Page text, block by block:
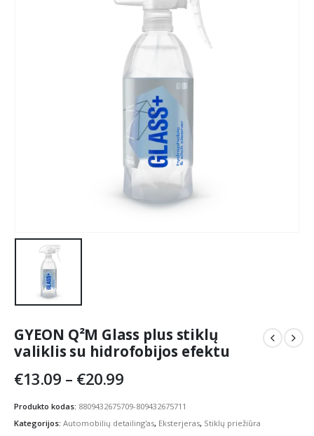
GYEON Q²M Glass plus stiklų
valiklis su hidrofobijos efektu
€13.09 – €20.99Price
€13.09
through
Produkto kodas: 8809432675709-809432675711
Kategorijos: Automobilių detailing'as, Eksterjeras, Stiklų priežiūra